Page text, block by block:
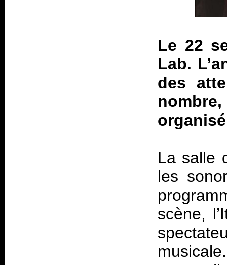
Le 22
Lab.
des
La salle
les
scène,